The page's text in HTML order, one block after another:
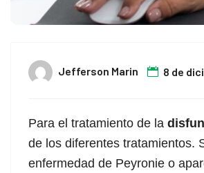
Jefferson Marin 8 de
Para el tratamiento de la
de los diferentes tratamientos.
enfermedad de Peyronie o